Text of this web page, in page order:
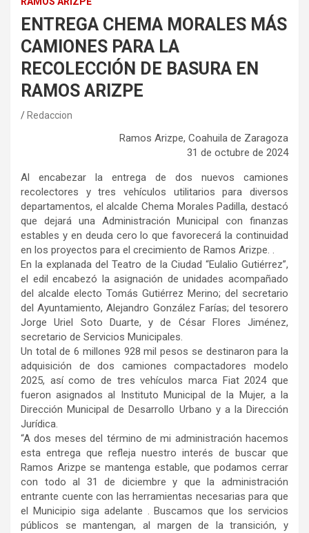
ENTREGA CHEMA MORALES MÁS
CAMIONES PARA LA
RECOLECCIÓN DE BASURA EN
RAMOS ARIZPE
Redaccion
Ramos Arizpe, Coahuila de Zaragoza
31 de octubre de 2024
Al encabezar la entrega de dos nuevos camiones
recolectores y tres vehículos utilitarios para diversos
departamentos, el alcalde Chema Morales Padilla, destacó
que dejará una Administración Municipal con finanzas
estables y en deuda cero lo que favorecerá la continuidad
en los proyectos para el crecimiento de Ramos Arizpe. .
En la explanada del Teatro de la Ciudad “Eulalio Gutiérrez”,
el edil encabezó la asignación de unidades acompañado
del alcalde electo Tomás Gutiérrez Merino; del secretario
del Ayuntamiento, Alejandro González Farías; del tesorero
Jorge Uriel Soto Duarte, y de César Flores Jiménez,
secretario de Servicios Municipales.
Un total de 6 millones 928 mil pesos se destinaron para la
adquisición de dos camiones compactadores modelo
2025, así como de tres vehículos marca Fiat 2024 que
fueron asignados al Instituto Municipal de la Mujer, a la
Dirección Municipal de Desarrollo Urbano y a la Dirección
Jurídica.
“A dos meses del término de mi administración hacemos
esta entrega que refleja nuestro interés de buscar que
Ramos Arizpe se mantenga estable, que podamos cerrar
con todo al 31 de diciembre y que la administración
entrante cuente con las herramientas necesarias para que
el Municipio siga adelante . Buscamos que los servicios
públicos se mantengan, al margen de la transición, y